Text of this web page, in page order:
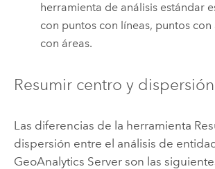
herramienta de análisis estándar
con puntos con líneas, puntos con
con áreas.
Resumir centro y dispersión
Las diferencias de la herramienta
dispersión entre el análisis de
GeoAnalytics Serverson las